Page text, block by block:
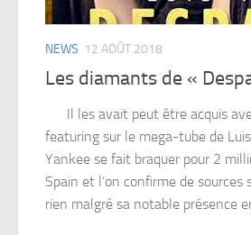
NEWS 12 AOÛT 2018
Les diamants de «
Il les avait peut être acquis
featuring sur le mega-tube de
Yankee se fait braquer pour 2
Spain et l’on confirme de sources
rien malgré sa notable présence